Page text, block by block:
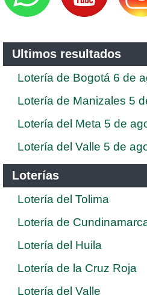
Ultimos resultados
Lotería de Bogotá 6 de
Lotería de Manizales 5
Lotería del Meta 5 de
Lotería del Valle 5 de
Loterías
Lotería del Tolima
Lotería de
Lotería del Huila
Lotería de la Cruz Roja
Lotería del Valle